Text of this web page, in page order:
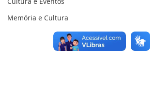
Memória e Cultura